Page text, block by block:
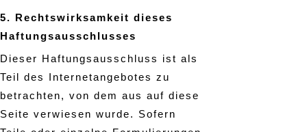
5. Rechtswirksamkeit dieses
Haftungsausschlusses
Dieser Haftungsausschluss ist als
Teil des Internetangebotes zu
betrachten, von dem aus auf diese
Seite verwiesen wurde. Sofern